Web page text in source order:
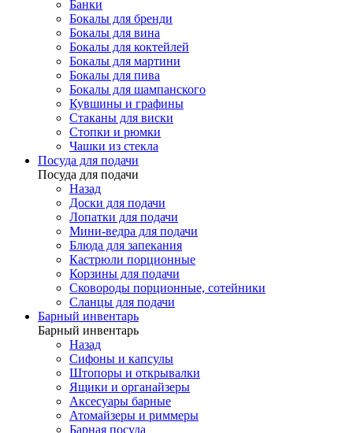
Банки
Бокалы для бренди
Бокалы для вина
Бокалы для коктейлей
Бокалы для мартини
Бокалы для пива
Бокалы для шампанского
Кувшины и графины
Стаканы для виски
Стопки и рюмки
Чашки из стекла
Посуда для подачи
Посуда для подачи
Назад
Доски для подачи
Лопатки для подачи
Мини-ведра для подачи
Блюда для запекания
Кастрюли порционные
Корзины для подачи
Сковороды порционные, сотейники
Сланцы для подачи
Барный инвентарь
Барный инвентарь
Назад
Сифоны и капсулы
Штопоры и открывалки
Ящики и органайзеры
Аксесуары барные
Атомайзеры и риммеры
Барная посуда